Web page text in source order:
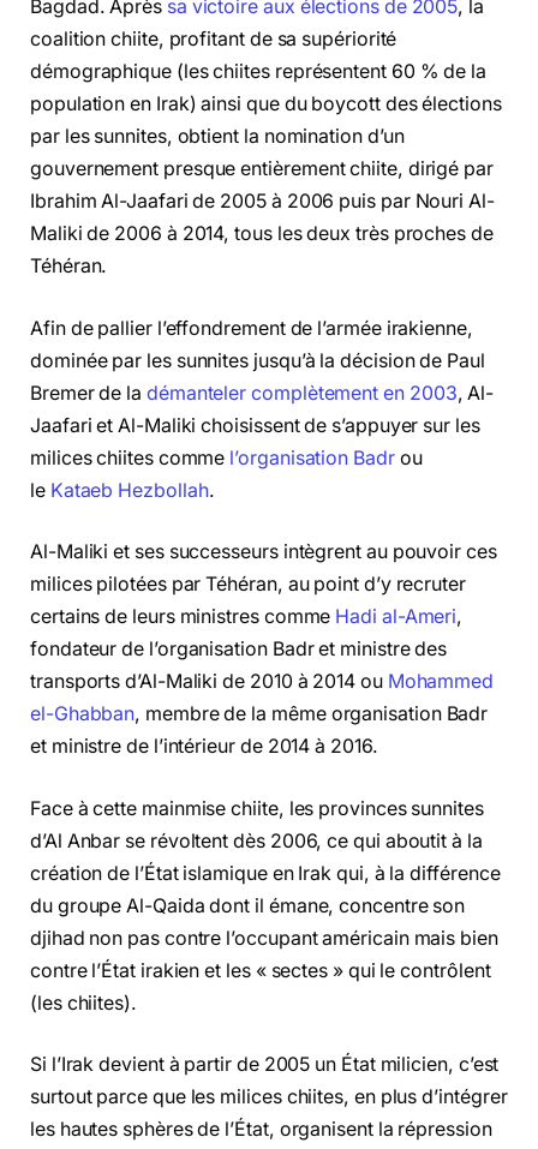
Bagdad. Après sa victoire aux élections de 2005, la
coalition chiite, profitant de sa supériorité
démographique (les chiites représentent 60 % de la
population en Irak) ainsi que du boycott des élections
par les sunnites, obtient la nomination d’un
gouvernement presque entièrement chiite, dirigé par
Ibrahim Al-Jaafari de 2005 à 2006 puis par Nouri Al-
Maliki de 2006 à 2014, tous les deux très proches de
Téhéran.
Afin de pallier l’effondrement de l’armée irakienne,
dominée par les sunnites jusqu’à la décision de Paul
Bremer de la démanteler complètement en 2003, Al-
Jaafari et Al-Maliki choisissent de s’appuyer sur les
milices chiites comme l’organisation Badrou
le Kataeb Hezbollah.
Al-Maliki et ses successeurs intègrent au pouvoir ces
milices pilotées par Téhéran, au point d’y recruter
certains de leurs ministres comme Hadi al-Ameri,
fondateur de l’organisation Badr et ministre des
transports d’Al-Maliki de 2010 à 2014 ou Mohammed
el-Ghabban, membre de la même organisation Badr
et ministre de l’intérieur de 2014 à 2016.
Face à cette mainmise chiite, les provinces sunnites
d’Al Anbar se révoltent dès 2006, ce qui aboutit à la
création de l’État islamique en Irak qui, à la différence
du groupe Al-Qaida dont il émane, concentre son
djihad non pas contre l’occupant américain mais bien
contre l’État irakien et les « sectes » qui le contrôlent
(les chiites).
Si l’Irak devient à partir de 2005 un État milicien, c’est
surtout parce que les milices chiites, en plus d’intégrer
les hautes sphères de l’État, organisent la répression